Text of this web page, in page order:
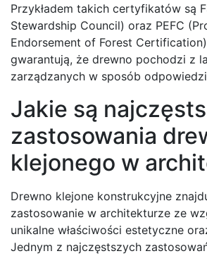
Przykładem takich certyfikatów są
Stewardship Council) oraz PEFC
Endorsement of Forest
gwarantują, że drewno pochodzi z
zarządzanych w sposób
Jakie są
zastosowania
klejonego w
Drewno klejone konstrukcyjne
zastosowanie w architekturze ze
unikalne właściwości estetyczne
Jednym z najczęstszych